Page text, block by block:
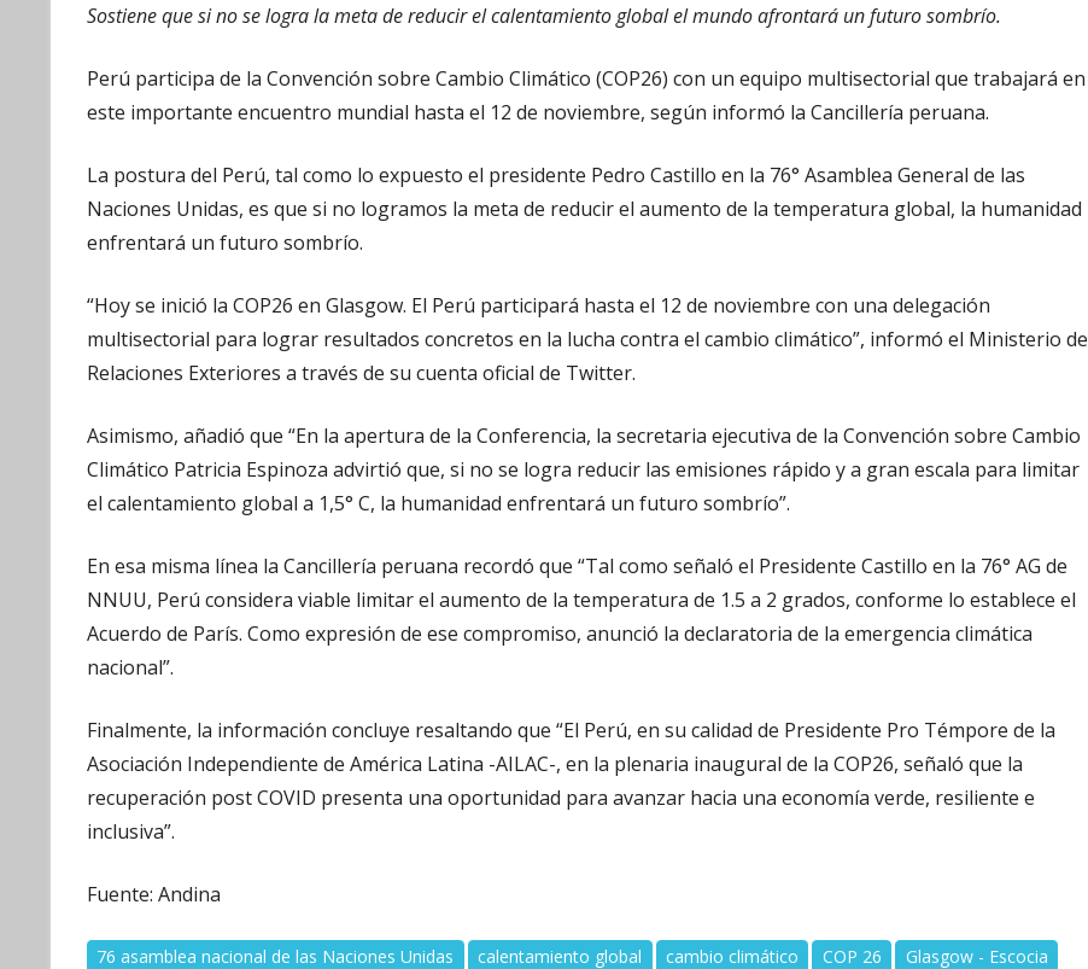
Sostiene que si no se logra la meta de reducir el calentamiento global el mundo afrontará un futuro sombrío.
Perú participa de la Convención sobre Cambio Climático (COP26) con un equipo multisectorial que trabajará en
este importante encuentro mundial hasta el 12 de noviembre, según informó la Cancillería peruana.
La postura del Perú, tal como lo expuesto el presidente Pedro Castillo en la 76° Asamblea General de las
Naciones Unidas, es que si no logramos la meta de reducir el aumento de la temperatura global, la humanidad
enfrentará un futuro sombrío.
“Hoy se inició la COP26 en Glasgow. El Perú participará hasta el 12 de noviembre con una delegación
multisectorial para lograr resultados concretos en la lucha contra el cambio climático”, informó el Ministerio de
Relaciones Exteriores a través de su cuenta oficial de Twitter.
Asimismo, añadió que “En la apertura de la Conferencia, la secretaria ejecutiva de la Convención sobre Cambio
Climático Patricia Espinoza advirtió que, si no se logra reducir las emisiones rápido y a gran escala para limitar
el calentamiento global a 1,5° C, la humanidad enfrentará un futuro sombrío”.
En esa misma línea la Cancillería peruana recordó que “Tal como señaló el Presidente Castillo en la 76° AG de
NNUU, Perú considera viable limitar el aumento de la temperatura de 1.5 a 2 grados, conforme lo establece el
Acuerdo de París. Como expresión de ese compromiso, anunció la declaratoria de la emergencia climática
nacional”.
Finalmente, la información concluye resaltando que “El Perú, en su calidad de Presidente Pro Témpore de la
Asociación Independiente de América Latina -AILAC-, en la plenaria inaugural de la COP26, señaló que la
recuperación post COVID presenta una oportunidad para avanzar hacia una economía verde, resiliente e
inclusiva”.
Fuente: Andina
76 asamblea nacional de las Naciones Unidas calentamiento global cambio climático COP 26 Glasgow - Escocia